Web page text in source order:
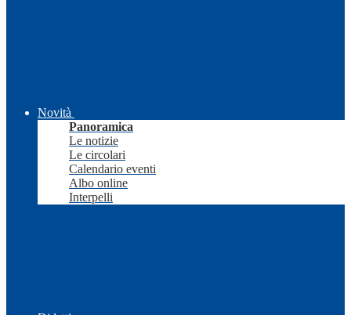
Novità
Panoramica
Le notizie
Le circolari
Calendario eventi
Albo online
Interpelli